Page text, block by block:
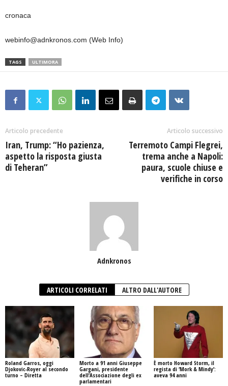
cronaca
webinfo@adnkronos.com (Web Info)
TAGS ULTIMORA
Articolo precedente
Iran, Trump: “Ho pazienza,
aspetto la risposta giusta
di Teheran”
Articolo successivo
Terremoto Campi Flegrei,
trema anche a Napoli:
paura, scuole chiuse e
verifiche in corso
Adnkronos
ARTICOLI CORRELATI ALTRO DALL'AUTORE
Roland Garros, oggi
Djokovic-Royer al secondo
turno – Diretta
Morto a 91 anni Giuseppe
Gargani, presidente
dell’Associazione degli ex
parlamentari
È morto Howard Storm, il
regista di ‘Mork & Mindy’:
aveva 94 anni